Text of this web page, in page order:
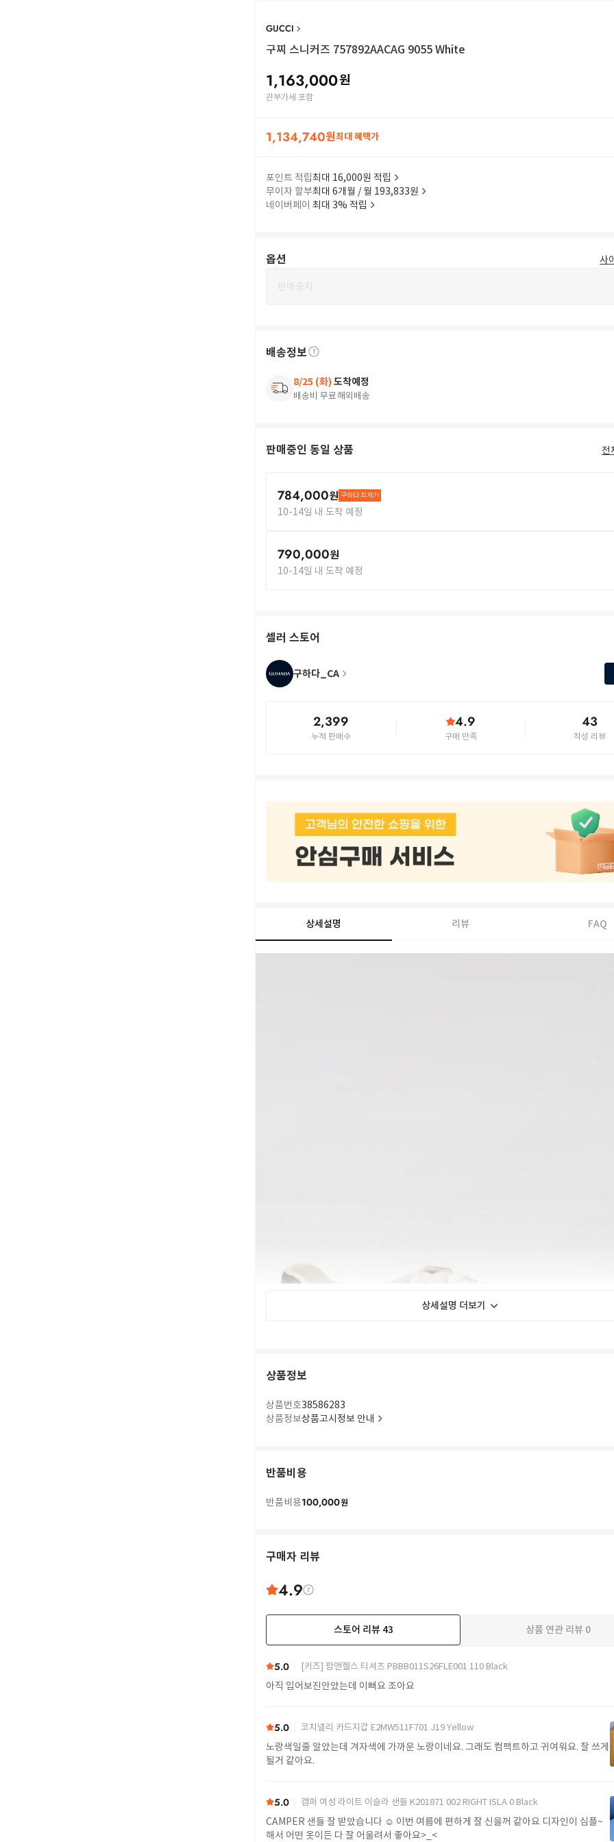
GUCCI
구찌 스니커즈 757892AACAG 9055 White
1,163,000원
관부가세 포함
1,134,740원최대 혜택가
포인트 적립최대 16,000원 적립
무이자 할부최대 6개월 / 월 193,833원
네이버페이 최대 3% 적립
옵션 사
판매중지
배송정보
8/25 (화) 도착예정
배송비 무료해외배송
판매중인 동일 상품 전
784,000원 구하다 최저가
10-14일 내 도착 예정
790,000원
10-14일 내 도착 예정
셀러 스토어
구하다_CA
2,399
누적 판매수
4.9
구매 만족
43
작성 리뷰
상세설명 리뷰 FAQ
상세설명 더보기
상품정보
상품번호38586283
상품정보상품고시정보 안내
반품비용
반품비용100,000원
구매자 리뷰
4.9
스토어 리뷰 43 상품 연관 리뷰 0
5.0 [키즈] 팜앤젤스 티셔츠 PBBB011S26FLE001 110 Black
아직 입어보진안았는데 이뻐요 조아요
5.0 코치넬리 카드지갑 E2MW511F701 J19 Yellow
노랑색일줄 알았는데 겨자색에 가까운 노랑이네요. 그래도 컴팩트하고 귀여워요. 잘 쓰게
될거 같아요.
5.0 캠퍼 여성 라이트 이슬라 샌들 K201871 002 RIGHT ISLA 0 Black
CAMPER 샌들 잘 받았습니다 ☺️ 이번 여름에 편하게 잘 신을꺼 같아요 디자인이 심플~
해서 어떤 옷이든 다 잘 어울려서 좋아요>_<